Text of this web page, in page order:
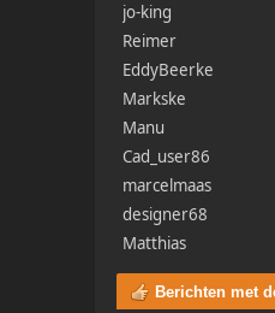
jo-king
Reimer
EddyBeerke
Markske
Manu
Cad_user86
marcelmaas
designer68
Matthias
Berichten met